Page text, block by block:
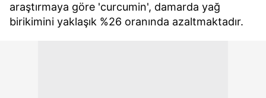
araştırmaya göre 'curcumin', damarda yağ
birikimini yaklaşık %26 oranında azaltmaktadır.